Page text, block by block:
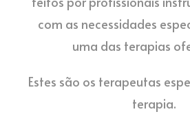
com as necessidades
uma das terapias
Estes são os terapeutas
terapia.